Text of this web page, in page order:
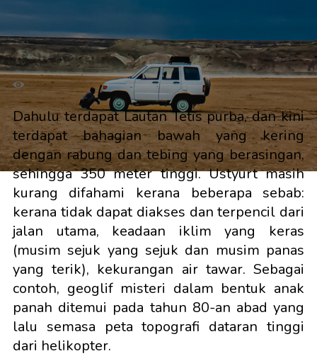
Dahulu terdapat Lautan Tetis purba, dan kini
terdapat bahagian bawah yang kering
dengan rabung dan tebing yang berasingan,
sehingga 350 meter tinggi. Ustyurt masih
kurang difahami kerana beberapa sebab:
kerana tidak dapat diakses dan terpencil dari
jalan utama, keadaan iklim yang keras
(musim sejuk yang sejuk dan musim panas
yang terik), kekurangan air tawar. Sebagai
contoh, geoglif misteri dalam bentuk anak
panah ditemui pada tahun 80-an abad yang
lalu semasa peta topografi dataran tinggi
dari helikopter.